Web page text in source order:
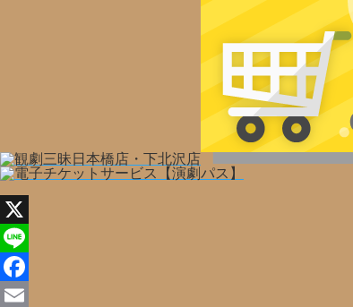
X
Line
Facebook